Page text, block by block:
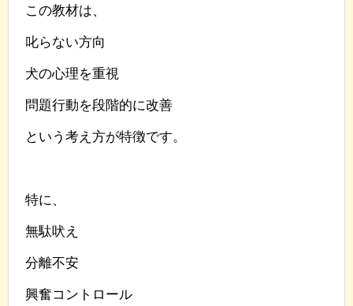
この教材は、
叱らない方向
犬の心理を重視
問題行動を段階的に改善
という考え方が特徴です。
特に、
無駄吠え
分離不安
興奮コントロール